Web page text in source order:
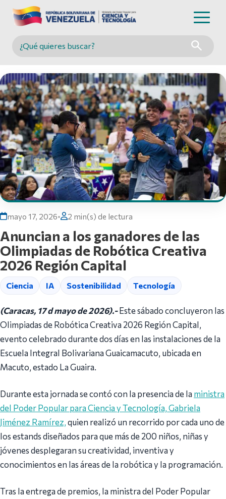
Buscar en MINCYT
mayo 17, 2026• 2 min(s) de lectura
Anuncian a los ganadores de las
Olimpiadas de Robótica Creativa
2026 Región Capital
Ciencia IA Sostenibilidad Tecnología
(Caracas, 17 d mayo de 2026).-Este sábado concluyeron las
Olimpiadas de Robótica Creativa 2026 Región Capital,
evento celebrado durante dos días en las instalaciones de la
Escuela Integral Bolivariana Guaicamacuto, ubicada en
Macuto, estado La Guaira.
Durante esta jornada se contó con la presencia de la ministra
del Poder Popular para Ciencia y Tecnología, Gabriela
Jiménez Ramírez, quien realizó un recorrido por cada uno de
los estands diseñados para que más de 200 niños, niñas y
jóvenes desplegaran su creatividad, inventiva y
conocimientos en las áreas de la robótica y la programación.
Tras la entrega de premios, la ministra del Poder Popular